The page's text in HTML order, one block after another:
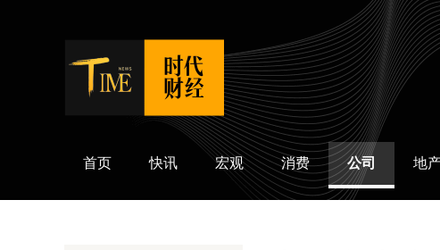
时代财经
首页 快讯 宏观 消费 公司 地